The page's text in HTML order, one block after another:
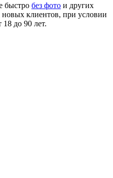
быстро без фото и других
клиентов, при условии
18 до 90 лет.